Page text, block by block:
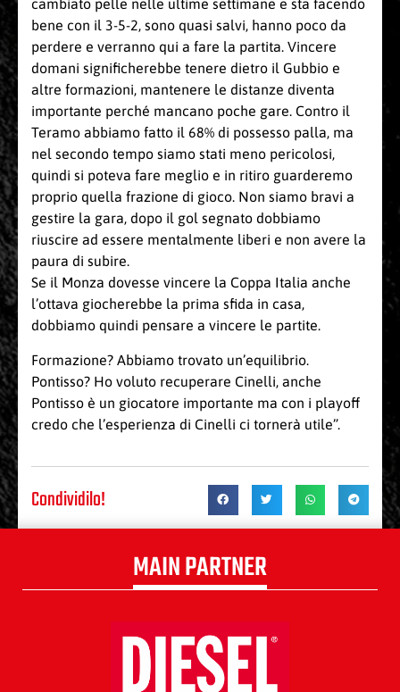
cambiato pelle nelle ultime settimane e sta facendo
bene con il 3-5-2, sono quasi salvi, hanno poco da
perdere e verranno qui a fare la partita. Vincere
domani significherebbe tenere dietro il Gubbio e
altre formazioni, mantenere le distanze diventa
importante perché mancano poche gare. Contro il
Teramo abbiamo fatto il 68% di possesso palla, ma
nel secondo tempo siamo stati meno pericolosi,
quindi si poteva fare meglio e in ritiro guarderemo
proprio quella frazione di gioco. Non siamo bravi a
gestire la gara, dopo il gol segnato dobbiamo
riuscire ad essere mentalmente liberi e non avere la
paura di subire.
Se il Monza dovesse vincere la Coppa Italia anche
l’ottava giocherebbe la prima sfida in casa,
dobbiamo quindi pensare a vincere le partite.
Formazione? Abbiamo trovato un’equilibrio.
Pontisso? Ho voluto recuperare Cinelli, anche
Pontisso è un giocatore importante ma con i playoff
credo che l’esperienza di Cinelli ci tornerà utile”.
Condividilo!
MAIN PARTNER